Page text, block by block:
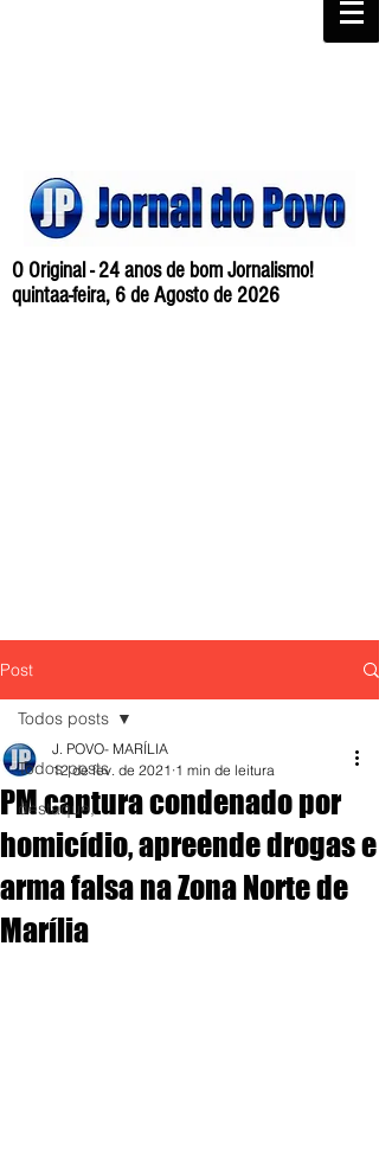
O Original - 24 anos de bom Jornalismo!
quintaa-feira, 6 de Agosto de 2026
Post
Todos posts
destaque,
Todos posts
PM captura condenado por
homicídio, apreende drogas e
arma falsa na Zona Norte de
Marília
J. POVO- MARÍLIA
12 de fev. de 2021 1 min de leitura